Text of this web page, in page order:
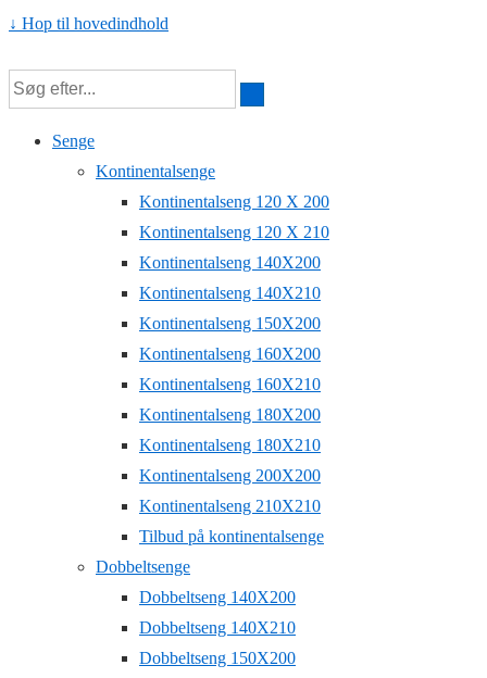
↓ Hop til hovedindhold
Senge
Kontinentalsenge
Kontinentalseng 120 X 200
Kontinentalseng 120 X 210
Kontinentalseng 140X200
Kontinentalseng 140X210
Kontinentalseng 150X200
Kontinentalseng 160X200
Kontinentalseng 160X210
Kontinentalseng 180X200
Kontinentalseng 180X210
Kontinentalseng 200X200
Kontinentalseng 210X210
Tilbud på kontinentalsenge
Dobbeltsenge
Dobbeltseng 140X200
Dobbeltseng 140X210
Dobbeltseng 150X200